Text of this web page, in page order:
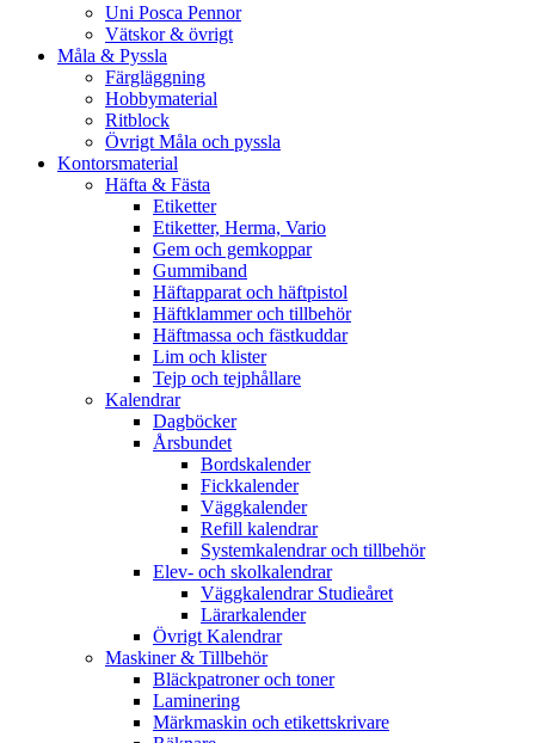
Uni Posca Pennor
Vätskor & övrigt
Måla & Pyssla
Färgläggning
Hobbymaterial
Ritblock
Övrigt Måla och pyssla
Kontorsmaterial
Häfta & Fästa
Etiketter
Etiketter, Herma, Vario
Gem och gemkoppar
Gummiband
Häftapparat och häftpistol
Häftklammer och tillbehör
Häftmassa och fästkuddar
Lim och klister
Tejp och tejphållare
Kalendrar
Dagböcker
Årsbundet
Bordskalender
Fickkalender
Väggkalender
Refill kalendrar
Systemkalendrar och tillbehör
Elev- och skolkalendrar
Väggkalendrar Studieåret
Lärarkalender
Övrigt Kalendrar
Maskiner & Tillbehör
Bläckpatroner och toner
Laminering
Märkmaskin och etikettskrivare